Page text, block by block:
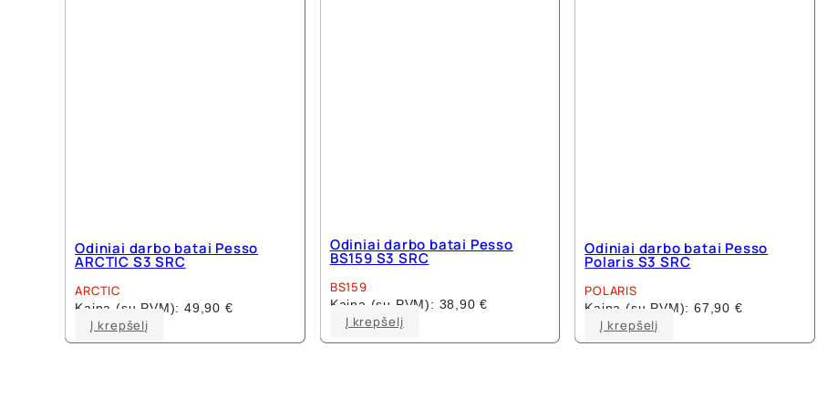
Odiniai darbo batai Pesso
ARCTIC S3 SRC
ARCTIC
Kaina (su PVM): 49,90 €
Į krepšelį
product
Odiniai darbo batai Pesso
BS159 S3 SRC
BS159
Kaina (su PVM): 38,90€
Į krepšelį
Odiniai darbo batai Pesso
Polaris S3 SRC
POLARIS
Kaina (su PVM):67,90 €
Į krepšelį
product